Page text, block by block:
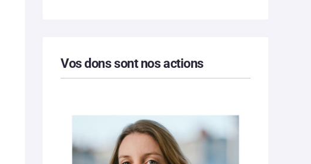
Vos dons sont nos actions